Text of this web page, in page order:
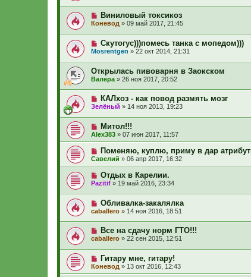
Виниловый токсикоз
Коневод » 09 май 2017, 21:45
Скутогус)))помесь танка с мопедом)))
Mosrentgen » 22 окт 2014, 21:31
Открылась пивоварня в Заокском
Валера » 26 ноя 2017, 20:52
КАЛхоз - как повод размять мозг
Зелёный » 14 ноя 2013, 19:23
Митол!!!
Alex383 » 07 июн 2017, 11:57
Поменяю, куплю, приму в дар
Савелий » 06 апр 2017, 16:32
Отдых в Карелии.
Pazitif » 19 май 2016, 23:34
Обливалка-закалялка
caballero » 14 ноя 2016, 18:51
Все на сдачу норм ГТО!!!
caballero » 22 сен 2015, 12:51
Гитару мне, гитару!
Коневод » 13 окт 2016, 12:43